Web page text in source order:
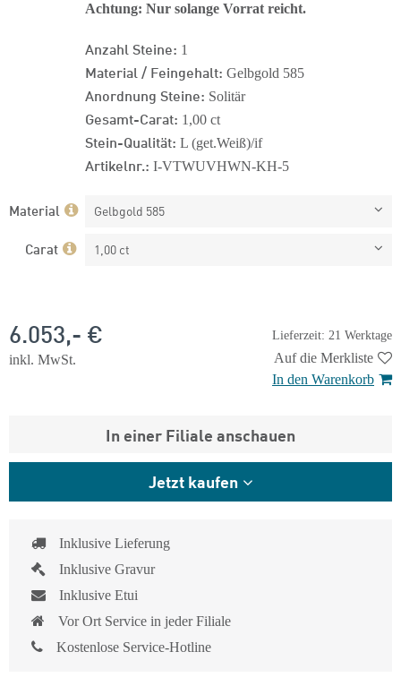
Achtung: Nur solange Vorrat reicht.
Anzahl Steine: 1
Material / Feingehalt: Gelbgold 585
Anordnung Steine: Solitär
Gesamt-Carat: 1,00 ct
Stein-Qualität: L (get.Weiß)/if
Artikelnr.: I-VTWUVHWN-KH-5
Material Gelbgold 585
Carat 1,00 ct
Lieferzeit: 21 Werktage
6.053,- €
inkl. MwSt.
Auf die Merkliste
In den Warenkorb
In einer Filiale anschauen
Jetzt kaufen
Inklusive Lieferung
Inklusive Gravur
Inklusive Etui
Vor Ort Service in jeder Filiale
Kostenlose Service-Hotline